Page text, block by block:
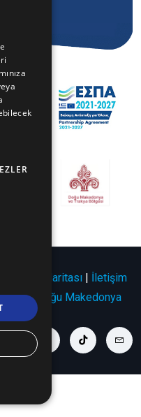
Site Haritası | İletişim
Doğu Makedonya
linklinkedin linkinstagram link
tiktok link
BULGARIAN
GERMAN